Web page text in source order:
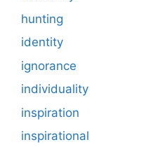
hunting
identity
ignorance
individuality
inspiration
inspirational